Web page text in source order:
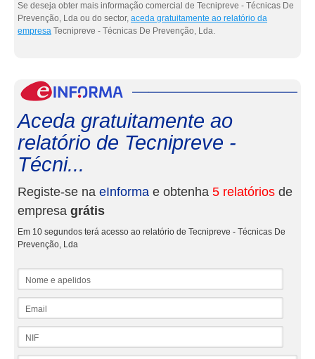
Se deseja obter mais informação comercial de Tecnipreve - Técnicas De
Prevenção, Lda ou do sector, aceda gratuitamente ao relatório da
empresa Tecnipreve - Técnicas De Prevenção, Lda.
Aceda gratuitamente ao
relatório de Tecnipreve -
Técni...
Registe-se na eInforma e obtenha 5 relatórios de
empresa grátis
Em 10 segundos terá acesso ao relatório de Tecnipreve - Técnicas De
Prevenção, Lda